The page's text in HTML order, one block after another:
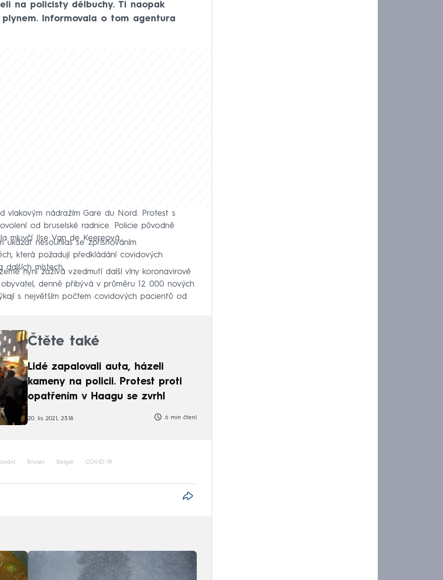
na policisty dělbuchy. Ti naopak
Informovala o tom agentura
vlakovým nádražím Gare du Nord. Protest s
od bruselské radnice. Policie původně
mluvčí Ilse Van de Keereová.
ukázat nesouhlas se zpřísňováním
která požadují předkládání covidových
dalších místech.
nyní zažívá vzedmutí další vlny koronavirové
obyvatel, denně přibývá v průměru 12 000 nových
s největším počtem covidových pacientů od
Čtěte také
Lidé zapalovali auta, házeli
kameny na policii. Protest proti
opatřením v Haagu se zvrhl
20. lis 2021, 23:18 6 min čtení
Brusel Belgie COVID-19